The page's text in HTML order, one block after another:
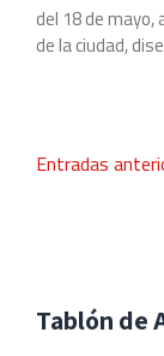
del 18 de
de la ciudad,
Entradas
Tablón de